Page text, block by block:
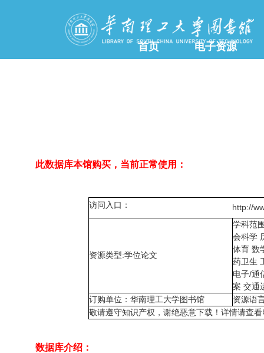
首页 电子资源
此数据库本馆购买，当前正常使用：
访问入口： http://
资源类型:学位论文
学科范
会科学
体育 数
药卫生
电子/通
案 交通
订购单位：华南理工大学图书馆
资源语
敬请遵守知识产权，谢绝恶意下载！详情请查看
数据库介绍：